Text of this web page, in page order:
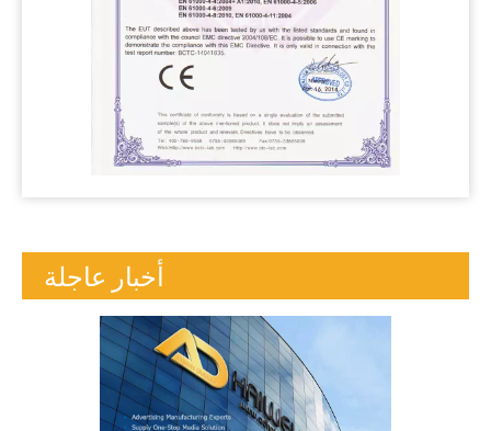
أخبار عاجلة